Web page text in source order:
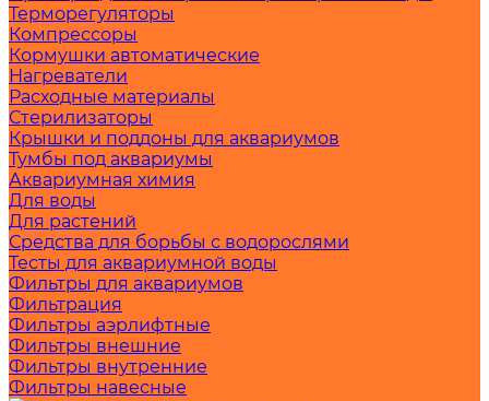
Терморегуляторы
Компрессоры
Кормушки автоматические
Нагреватели
Расходные материалы
Стерилизаторы
Крышки и поддоны для аквариумов
Тумбы под аквариумы
Аквариумная химия
Для воды
Для растений
Средства для борьбы с водорослями
Тесты для аквариумной воды
Фильтры для аквариумов
Фильтрация
Фильтры аэрлифтные
Фильтры внешние
Фильтры внутренние
Фильтры навесные